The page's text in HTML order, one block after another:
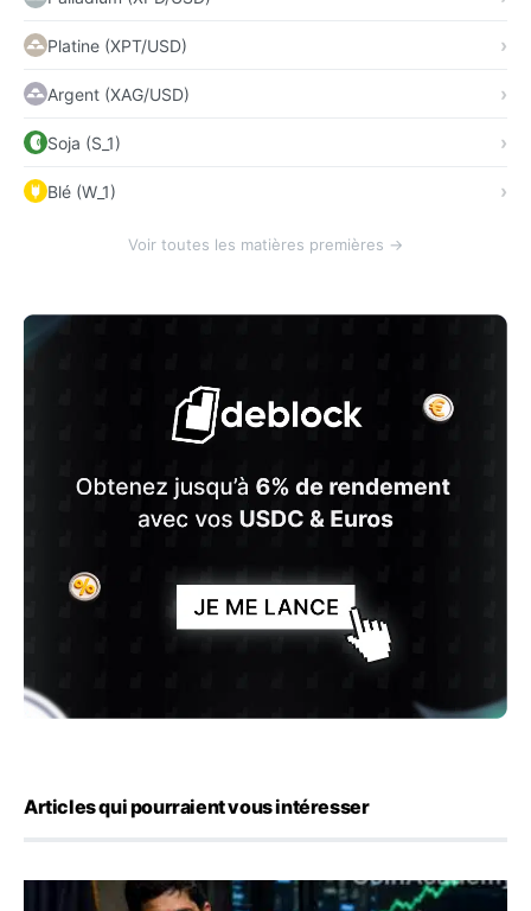
Platine (XPT/USD)
Argent (XAG/USD)
Soja (S_1)
Blé (W_1)
Voir toutes les matières premières →
Articles qui pourraient vous intéresser
Emploi américain : 23 000 postes détruits en juillet, les